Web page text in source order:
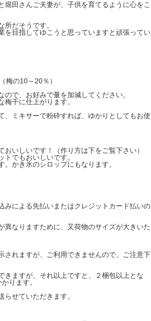
田さんご夫妻が、子供を育てるように心をこ
だそうです。
目指してゆこうと思っていますと頑張ってい
梅の10～20％）
で、お好みで量を加減してください。
干に仕上がります。
ミキサーで粉砕すれば、ゆかりとしてもお使
いしいです！（作り方は下をご覧下さい）
でもおいしいです。
かき氷のシロップにもなります。
による先払いまたはクレジットカード払いの
なりますために、又荷物のサイズが大きいた
れますが、ご利用できませんので、ご注意下
ますが、それ以上ですと、２梱包以上とな
ります。
せていただきます。